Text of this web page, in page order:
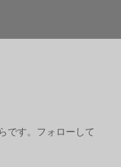
です。フォローして